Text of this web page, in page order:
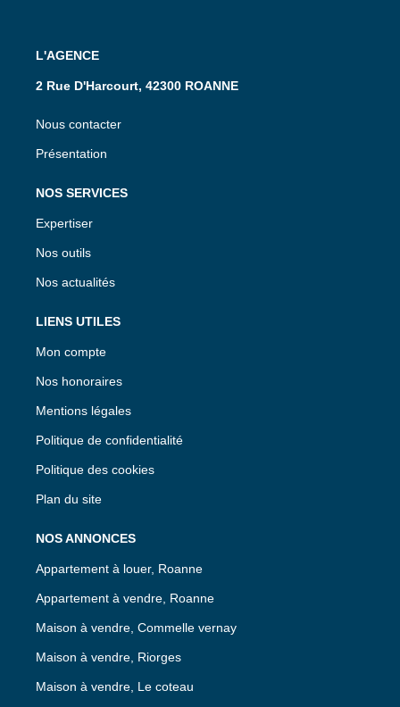
L'AGENCE
2 Rue D'Harcourt, 42300 ROANNE
Nous contacter
Présentation
NOS SERVICES
Expertiser
Nos outils
Nos actualités
LIENS UTILES
Mon compte
Nos honoraires
Mentions légales
Politique de confidentialité
Politique des cookies
Plan du site
NOS ANNONCES
Appartement à louer, Roanne
Appartement à vendre, Roanne
Maison à vendre, Commelle vernay
Maison à vendre, Riorges
Maison à vendre, Le coteau